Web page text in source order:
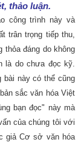
thảo luận.
công trình này và
trân trọng tiếp thu,
thỏa đáng do không
là do chưa đọc kỹ.
bài này có thể cũng
sắc văn hóa Việt
bạn đọc" này mà
của chúng tôi với
giả Cơ sở văn hóa